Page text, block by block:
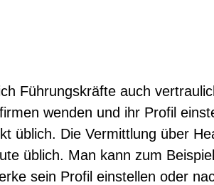
Führungskräfte auch
wenden und ihr Profil
üblich. Die Vermittlung über
üblich. Man kann zum
sein Profil einstellen oder